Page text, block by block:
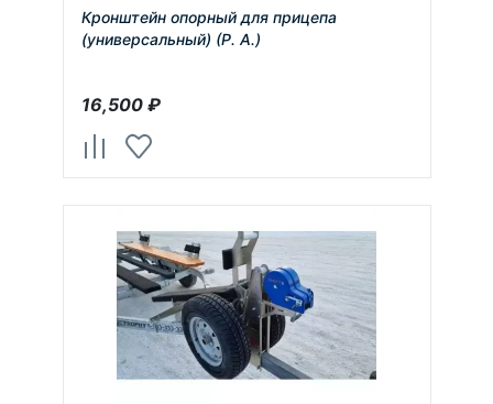
Кронштейн опорный для прицепа
(универсальный) (Р. А.)
16,500₽